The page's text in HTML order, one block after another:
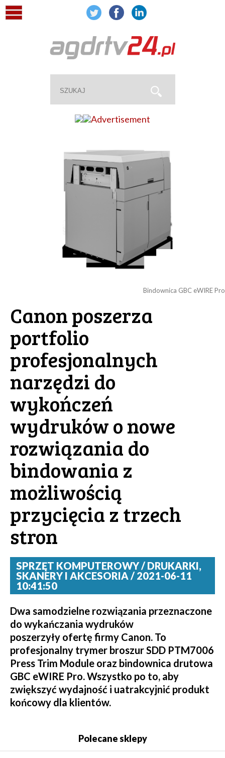
Bindownica GBC eWIRE Pro
Canon poszerza
portfolio
profesjonalnych
narzędzi do
wykończeń
wydruków o nowe
rozwiązania do
bindowania z
możliwością
przycięcia z trzech
stron
SPRZĘT KOMPUTEROWY / DRUKARKI,
SKANERY I AKCESORIA / 2021-06-11
10:41:50
Dwa samodzielne rozwiązania przeznaczone
do wykańczania wydruków
poszerzyły ofertę firmy Canon. To
profesjonalny trymer broszur SDD PTM7006
Press Trim Module oraz bindownica drutowa
GBC eWIRE Pro. Wszystko po to, aby
zwiększyć wydajność i uatrakcyjnić produkt
końcowy dla klientów.
Polecane sklepy